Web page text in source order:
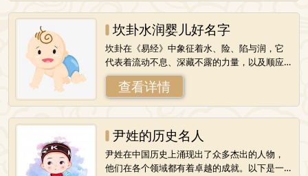
坎卦水润婴儿好名字
坎卦在《易经》中象征着水、险、陷与润，它
代表着流动不息、深藏不露的力量，以及顺应
变化、克服困难的智慧。为婴儿取一个与坎卦
水润相契合的名字，可以寓意宝宝将来能够像
查看详情
尹姓的历史名人
尹姓在中国历史上涌现出了众多杰出的人物，
他们在各个领域都有着卓越的成就。以下是一